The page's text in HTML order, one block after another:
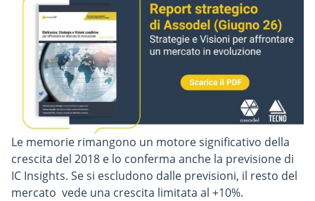
Le memorie rimangono un motore significativo della
crescita del 2018 e lo conferma anche la previsione di
IC Insights. Se si escludono dalle previsioni, il resto del
mercato vede una crescita limitata al +10%.